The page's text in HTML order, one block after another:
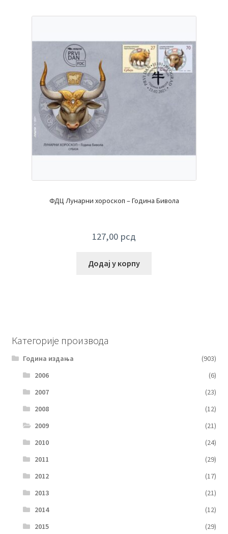
ФДЦ Лунарни хороскоп – Година Бивола
127,00 рсд
Додај у корпу
Категорије производа
Година издања
(903)
2006
(6)
2007
(23)
2008
(12)
2009
(21)
2010
(24)
2011
(29)
2012
(17)
2013
(21)
2014
(12)
2015
(29)